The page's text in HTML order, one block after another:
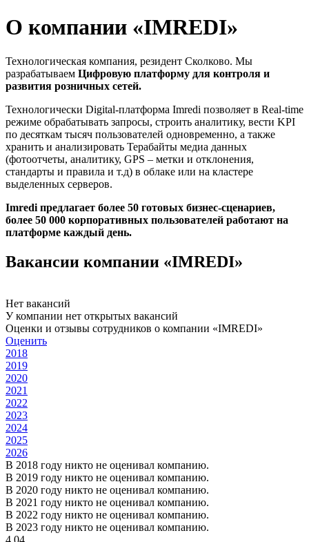
О компании «IMREDI»
Технологическая компания, резидент Сколково. Мы
разрабатываем Цифровую платформу для контроля и
развития розничных сетей.
Технологически Digital-платформа Imredi позволяет в Real-time
режиме обрабатывать запросы, строить аналитику, вести KPI
по десяткам тысяч пользователей одновременно, а также
хранить и анализировать Терабайты медиа данных
(фотоотчеты, аналитику, GPS – метки и отклонения,
стандарты и правила и т.д) в облаке или на кластере
выделенных серверов.
Imredi предлагает более 50 готовых бизнес-сценариев,
более 50 000 корпоративных пользователей работают на
платформе каждый день.
Вакансии компании «IMREDI»
Нет вакансий
У компании нет открытых вакансий
Оценки и отзывы сотрудников о компании «IMREDI»
Оценить
2018
2019
2020
2021
2022
2023
2024
2025
2026
В 2018 году никто не оценивал компанию.
В 2019 году никто не оценивал компанию.
В 2020 году никто не оценивал компанию.
В 2021 году никто не оценивал компанию.
В 2022 году никто не оценивал компанию.
В 2023 году никто не оценивал компанию.
4.04